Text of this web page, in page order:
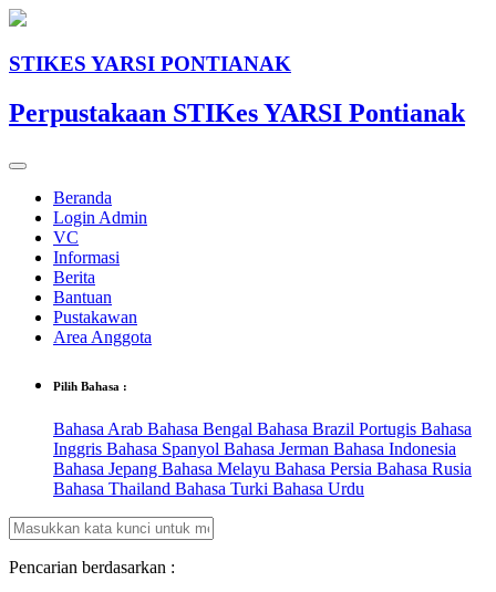
STIKES YARSI PONTIANAK
Perpustakaan STIKes YARSI Pontianak
Beranda
Login Admin
VC
Informasi
Berita
Bantuan
Pustakawan
Area Anggota
Pilih Bahasa :
Bahasa Arab Bahasa Bengal Bahasa Brazil Portugis Bahasa
Inggris Bahasa Spanyol Bahasa Jerman Bahasa Indonesia
Bahasa Jepang Bahasa Melayu Bahasa Persia Bahasa Rusia
Bahasa Thailand Bahasa Turki Bahasa Urdu
Pencarian berdasarkan :